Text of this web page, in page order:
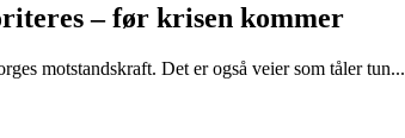
– før krisen kommer
motstandskraft. Det er også veier som tåler tun...